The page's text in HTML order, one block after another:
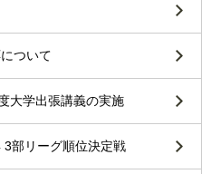
ついて
大学出張講義の実施
部リーグ順位決定戦